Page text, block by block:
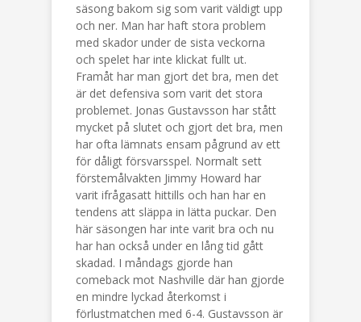
säsong bakom sig som varit väldigt upp
och ner. Man har haft stora problem
med skador under de sista veckorna
och spelet har inte klickat fullt ut.
Framåt har man gjort det bra, men det
är det defensiva som varit det stora
problemet. Jonas Gustavsson har stått
mycket på slutet och gjort det bra, men
har ofta lämnats ensam pågrund av ett
för dåligt försvarsspel. Normalt sett
förstemålvakten Jimmy Howard har
varit ifrågasatt hittills och han har en
tendens att släppa in lätta puckar. Den
här säsongen har inte varit bra och nu
har han också under en lång tid gått
skadad. I måndags gjorde han
comeback mot Nashville där han gjorde
en mindre lyckad återkomst i
förlustmatchen med 6-4. Gustavsson är